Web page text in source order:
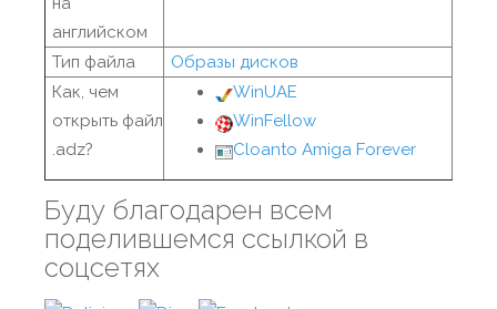
английском
Тип файла
Образы дисков
Как, чем
открыть файл
.adz?
WinUAE
WinFellow
Cloanto Amiga Forever
Буду благодарен всем
поделившемся ссылкой в
соцсетях